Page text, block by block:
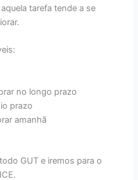
tarefa tende a se
no longo prazo
prazo
amanhã
GUT e iremos para o